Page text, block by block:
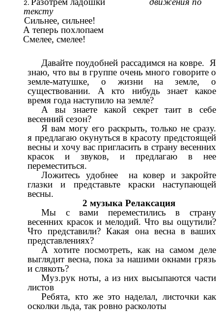
тексту
Сильнее, сильнее!
А теперь похлопаем
Смелее, смелее!
Давайте поудобней рассадимся на ковре. Я
знаю, что вы в группе очень много говорите о
земле-матушке, о жизни на земле, о
существовании. А кто нибудь знает какое
время года наступило на земле?
А вы знаете какой секрет таит в себе
весенний сезон?
Я вам могу его раскрыть, только не сразу.
я предлагаю окунуться в красоту предстоящей
весны и хочу вас пригласить в страну весенних
красок и звуков, и предлагаю в нее
переместиться.
Ложитесь удобнее на ковер и закройте
глазки и представьте краски наступающей
весны.
2 музыка Релаксация
Мы с вами переместились в страну
весенних красок и мелодий. Что вы ощутили?
Что представили? Какая она весна в ваших
представлениях?
А хотите посмотреть, как на самом деле
выглядит весна, пока за нашими окнами грязь
и слякоть?
Муз.рук ноты, а из них высыпаются части
листов
Ребята, кто же это наделал, листочки как
осколки льда, так ровно расколоты